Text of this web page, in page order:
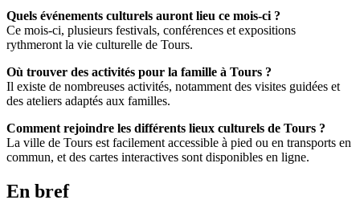
Quels événements culturels auront lieu ce mois-ci ?
Ce mois-ci, plusieurs festivals, conférences et expositions
rythmeront la vie culturelle de Tours.
Où trouver des activités pour la famille à Tours ?
Il existe de nombreuses activités, notamment des visites guidées et
des ateliers adaptés aux familles.
Comment rejoindre les différents lieux culturels de Tours ?
La ville de Tours est facilement accessible à pied ou en transports en
commun, et des cartes interactives sont disponibles en ligne.
En bref